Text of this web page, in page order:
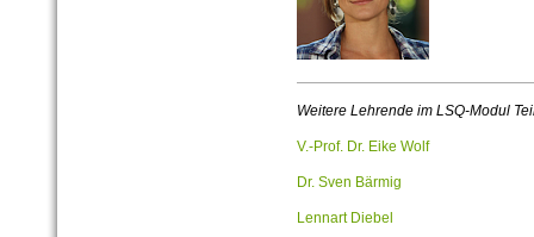
Weitere Lehrende im LSQ-Modul
V.-Prof. Dr. Eike Wolf
Dr. Sven Bärmig
Lennart Diebel